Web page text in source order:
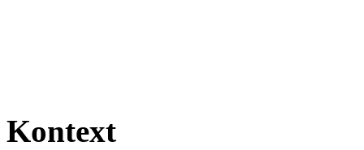
Kontext